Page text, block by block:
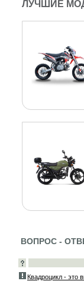
ЛУЧШИЕ
ВОПРОС -
Квадроцикл - это